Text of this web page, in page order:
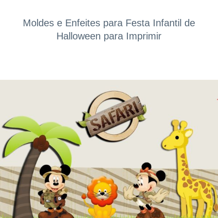
Moldes e Enfeites para Festa Infantil de
Halloween para Imprimir